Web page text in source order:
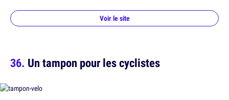
Voir le site
Un tampon pour les cyclistes